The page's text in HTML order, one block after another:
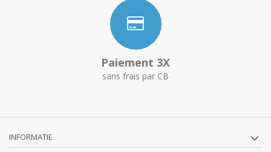
Paiement 3X
sans frais par CB
INFORMATIE